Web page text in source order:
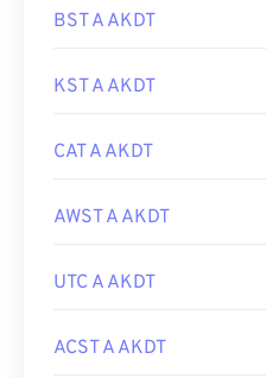
BST A AKDT
KST A AKDT
CAT A AKDT
AWST A AKDT
UTC A AKDT
ACST A AKDT